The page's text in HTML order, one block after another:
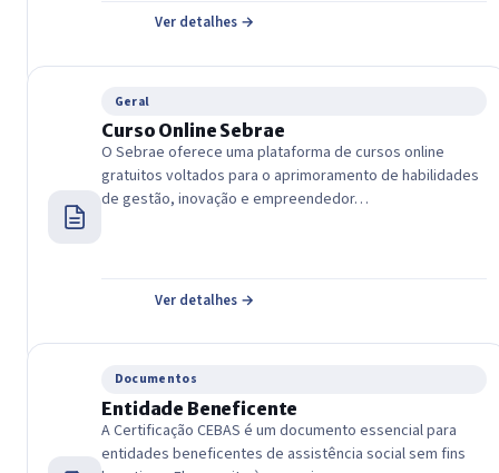
Ver detalhes →
Geral
Curso Online Sebrae
O Sebrae oferece uma plataforma de cursos online
gratuitos voltados para o aprimoramento de habilidades
de gestão, inovação e empreendedor…
Ver detalhes →
Documentos
Entidade Beneficente
A Certificação CEBAS é um documento essencial para
entidades beneficentes de assistência social sem fins